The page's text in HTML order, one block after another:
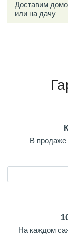
Доставим
или на дачу
В продаже
На каждом